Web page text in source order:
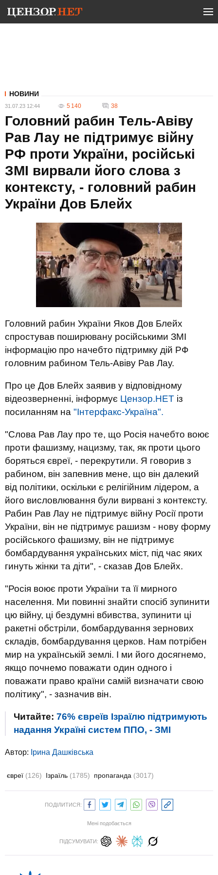
НОВИНИ
31.07.23 12:44 5 140 38
Головний рабин Тель-Авіву
Рав Лау не підтримує війну
РФ проти України, російські
ЗМІ вирвали його слова з
контексту, - головний рабин
України Дов Блейх
Головний рабин України Яков Дов Блейх
спростував поширювану російськими ЗМІ
інформацію про начебто підтримку дій РФ
головним рабином Тель-Авіву Рав Лау.
Про це Дов Блейх заявив у відповідному
відеозверненні, інформує Цензор.НЕТ із
посиланням на "Інтерфакс-Україна".
"Слова Рав Лау про те, що Росія начебто воює
проти фашизму, нацизму, так, як проти цього
боряться євреї, - перекрутили. Я говорив з
рабином, він запевнив мене, що він далекий
від політики, оскільки є релігійним лідером, а
його висловлювання були вирвані з контексту.
Рабин Рав Лау не підтримує війну Росії проти
України, він не підтримує рашизм - нову форму
російського фашизму, він не підтримує
бомбардування українських міст, під час яких
гинуть жінки та діти", - сказав Дов Блейх.
"Росія воює проти України та її мирного
населення. Ми повинні знайти спосіб зупинити
цю війну, ці бездумні вбивства, зупинити ці
ракетні обстріли, бомбардування зернових
складів, бомбардування церков. Нам потрібен
мир на українській землі. І ми його досягнемо,
якщо почнемо поважати один одного і
поважати право країни самій визначати свою
політику", - зазначив він.
Читайте: 76% євреїв Ізраїлю підтримують
надання Україні систем ППО, - ЗМІ
Автор: Ірина Дашківська
євреї (126) Ізраїль (1785) пропаганда (3017)
ПОДІЛИТИСЯ:
Мені подобається
ПІДСУМУВАТИ: